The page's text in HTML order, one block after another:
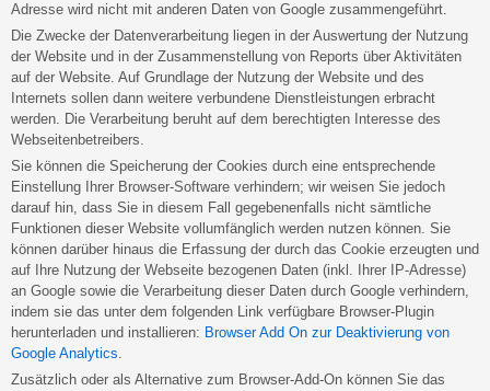
Adresse wird nicht mit anderen Daten von Google zusammengeführt.
Die Zwecke der Datenverarbeitung liegen in der Auswertung der Nutzung
der Website und in der Zusammenstellung von Reports über Aktivitäten
auf der Website. Auf Grundlage der Nutzung der Website und des
Internets sollen dann weitere verbundene Dienstleistungen erbracht
werden. Die Verarbeitung beruht auf dem berechtigten Interesse des
Webseitenbetreibers.
Sie können die Speicherung der Cookies durch eine entsprechende
Einstellung Ihrer Browser-Software verhindern; wir weisen Sie jedoch
darauf hin, dass Sie in diesem Fall gegebenenfalls nicht sämtliche
Funktionen dieser Website vollumfänglich werden nutzen können. Sie
können darüber hinaus die Erfassung der durch das Cookie erzeugten und
auf Ihre Nutzung der Webseite bezogenen Daten (inkl. Ihrer IP-Adresse)
an Google sowie die Verarbeitung dieser Daten durch Google verhindern,
indem sie das unter dem folgenden Link verfügbare Browser-Plugin
herunterladen und installieren: Browser Add On zur Deaktivierung von
Google Analytics.
Zusätzlich oder als Alternative zum Browser-Add-On können Sie das